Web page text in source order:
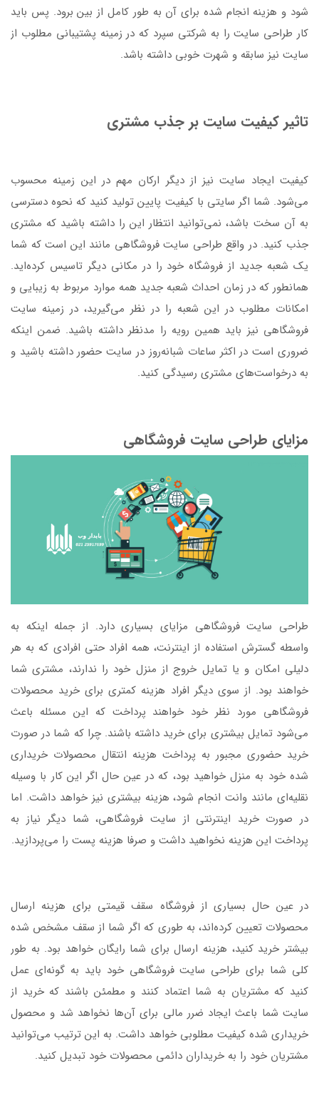
شود و هزینه انجام شده برای آن به طور کامل از بین برود. پس باید
کار طراحی سایت را به شرکتی سپرد که در زمینه پشتیبانی مطلوب از
سایت نیز سابقه و شهرت خوبی داشته باشد.
تاثیر کیفیت سایت بر جذب مشتری
کیفیت ایجاد سایت نیز از دیگر ارکان مهم در این زمینه محسوب
می‌شود. شما اگر سایتی با کیفیت پایین تولید کنید که نحوه دسترسی
به آن سخت باشد، نمی‌توانید انتظار این را داشته باشید که مشتری
جذب کنید. در واقع طراحی سایت فروشگاهی مانند این است که شما
یک شعبه جدید از فروشگاه خود را در مکانی دیگر تاسیس کرده‌اید.
همانطور که در زمان احداث شعبه جدید همه موارد مربوط به زیبایی و
امکانات مطلوب در این شعبه را در نظر می‌گیرید، در زمینه سایت
فروشگاهی نیز باید همین رویه را مدنظر داشته باشید. ضمن اینکه
ضروری است در اکثر ساعات شبانه‌روز در سایت حضور داشته باشید و
به درخواست‌های مشتری رسیدگی کنید.
مزایای طراحی سایت فروشگاهی
طراحی سایت فروشگاهی مزایای بسیاری دارد. از جمله اینکه به
واسطه گسترش استفاده از اینترنت، همه افراد حتی افرادی که به هر
دلیلی امکان و یا تمایل خروج از منزل خود را ندارند، مشتری شما
خواهند بود. از سوی دیگر افراد هزینه کمتری برای خرید محصولات
فروشگاهی مورد نظر خود خواهند پرداخت که این مسئله باعث
می‌شود تمایل بیشتری برای خرید داشته باشند. چرا که شما در صورت
خرید حضوری مجبور به پرداخت هزینه انتقال محصولات خریداری
شده خود به منزل خواهید بود، که در عین حال اگر این کار با وسیله
نقلیه‌ای مانند وانت انجام شود، هزینه بیشتری نیز خواهد داشت. اما
در صورت خرید اینترنتی از سایت فروشگاهی، شما دیگر نیاز به
پرداخت این هزینه نخواهید داشت و صرفا هزینه پست را می‌پردازید.
در عین حال بسیاری از فروشگاه سقف قیمتی برای هزینه ارسال
محصولات تعیین کرده‌اند، به طوری که اگر شما از سقف مشخص شده
بیشتر خرید کنید، هزینه ارسال برای شما رایگان خواهد بود. به طور
کلی شما برای طراحی سایت فروشگاهی خود باید به گونه‌ای عمل
کنید که مشتریان به شما اعتماد کنند و مطمئن باشند که خرید از
سایت شما باعث ایجاد ضرر مالی برای آن‌ها نخواهد شد و محصول
خریداری شده کیفیت مطلوبی خواهد داشت. به این ترتیب می‌توانید
مشتریان خود را به خریداران دائمی محصولات خود تبدیل کنید.